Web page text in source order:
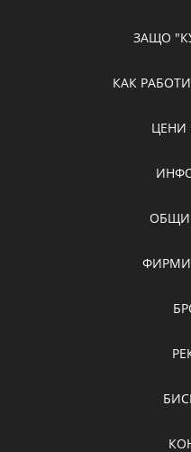
ЗАЩО
КАК
ЦЕНИ
ОБЩИ